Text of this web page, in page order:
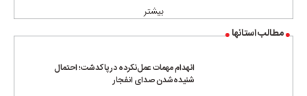
بیشتر
مطالب استانها
انهدام مهمات عمل‌نکرده در پاکدشت؛ احتمال
شنیده‌شدن صدای انفجار